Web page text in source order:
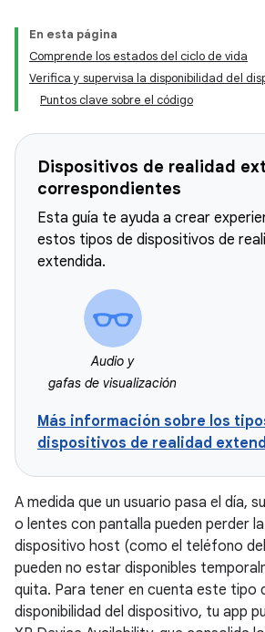
En esta página
Comprende los estados del ciclo de vida
Verifica y supervisa la disponibilidad del
Puntos clave sobre el código
Dispositivos de realidad
correspondientes
Esta guía te ayuda a crear
estos tipos de dispositivos de
extendida.
Audio y
gafas de visualización
Más información sobre los
dispositivos de realidad
A medida que un usuario pasa el día,
o lentes con pantalla pueden perder
dispositivo host (como el teléfono
pueden no estar disponibles
quita. Para tener en cuenta este tipo
disponibilidad del dispositivo, tu app